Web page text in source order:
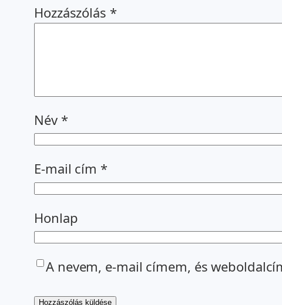
Hozzászólás *
Név *
E-mail cím *
Honlap
A nevem, e-mail címem, és